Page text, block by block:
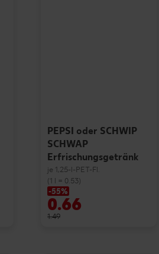
PEPSI oder SCHWIP
SCHWAP
Erfrischungsgetränk
je 1,25-l-PET-Fl.
(1 l = 0.53)
-55%
0.66
1.49